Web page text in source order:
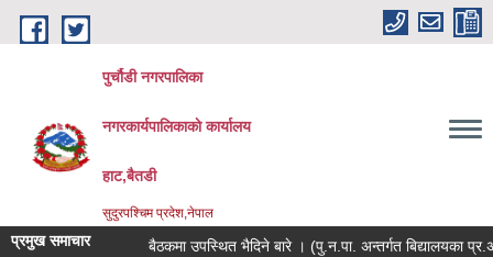
Skip to main content
पुर्चौडी नगरपालिका
नगरकार्यपालिकाकाे कार्यालय
हाट,बैतडी
सुदुरपश्चिम प्रदेश,नेपाल
प्रमुख समाचार बैठकमा उपस्थित भैदिने बारे । (पु‍.न.पा. अन्तर्गत बिद्यालयका